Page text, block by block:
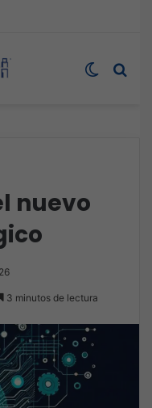
Switch
nuevo
3 minutos de lectura